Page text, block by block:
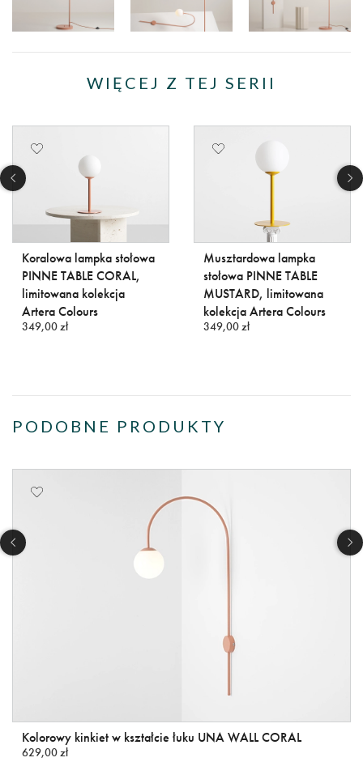
WIĘCEJ Z TEJ SERII
Koralowa lampka stołowa
PINNE TABLE CORAL,
limitowana kolekcja
Artera Colours
349,00 zł
Musztardowa lampka
stołowa PINNE TABLE
MUSTARD, limitowana
kolekcja Artera Colours
349,00 zł
PODOBNE PRODUKTY
Kolorowy kinkiet w kształcie łuku UNA WALL CORAL
629,00 zł